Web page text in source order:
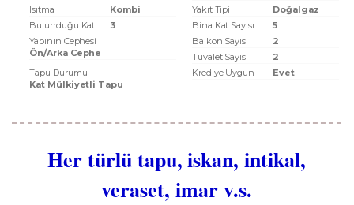
Isıtma Kombi Yakıt Tipi
Doğalgaz
Bulunduğu Kat
3 Bina Kat Sayısı
5
Yapının Cephesi
Ön/Arka Cephe
Balkon Sayısı
2
Tuvalet Sayısı
2
Tapu Durumu
Kat Mülkiyetli Tapu
Krediye Uygun Evet
Her türlü tapu, iskan, intikal,
veraset, imar v.s.